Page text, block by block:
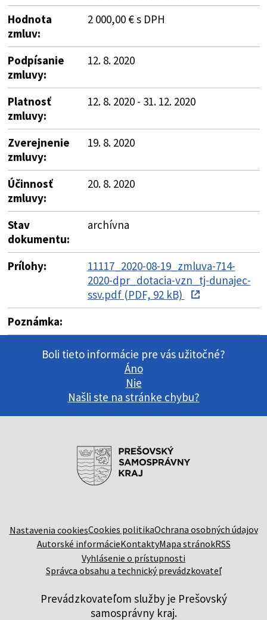
Hodnota
zmluv:
2 000,00 € s DPH
Podpísanie
zmluvy:
12. 8. 2020
Platnosť
zmluvy:
12. 8. 2020 - 31. 12. 2020
Zverejnenie
zmluvy:
19. 8. 2020
Účinnosť
zmluvy:
20. 8. 2020
Stav
dokumentu:
archívna
Prílohy:
11117_2020-08-19_zmluva-714-
2020-dpr_dotacia-vzn_tj-dunajec-
ssv.pdf (PDF, 92 kB)
Poznámka:
Boli tieto informácie pre vás užitočné?
Áno
Nie
Našli ste na stránke chybu?
Nastavenia cookiesCookies politikaOchrana osobných údajov
Autorské informácieKontaktyMapa stránokRSS
Vyhlásenie o prístupnosti
Správca obsahu a technický prevádzkovateľ
Prevádzkovateľom služby je Prešovský
samosprávny kraj.